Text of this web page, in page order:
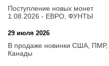
Поступление новых монет
1.08.2026 - ЕВРО, ФУНТЫ
29 июля 2026
В продаже новинки США, ПМР,
Канады